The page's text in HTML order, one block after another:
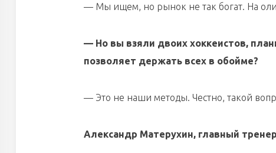
— Мы ищем, но рынок не так богат. На
— Но вы взяли двоих хоккеистов,
позволяет держать всех в обойме?
— Это не наши методы. Честно, такой
Александр Матерухин, главный